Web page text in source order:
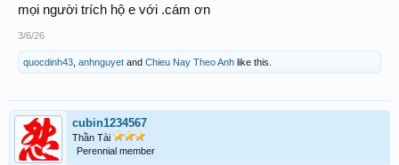
mọi người trích hộ e với .cám ơn
3/6/26
quocdinh43 anhnguyet and Chieu Nay Theo Anh like this.
cubin1234567
Thần Tài
Perennial member